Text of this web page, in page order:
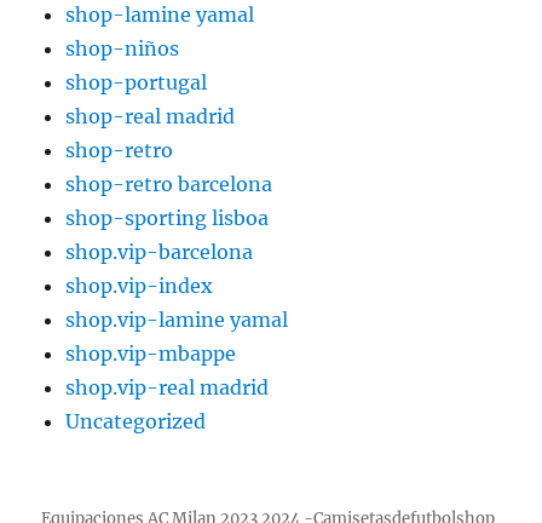
shop-lamine yamal
shop-niños
shop-portugal
shop-real madrid
shop-retro
shop-retro barcelona
shop-sporting lisboa
shop.vip-barcelona
shop.vip-index
shop.vip-lamine yamal
shop.vip-mbappe
shop.vip-real madrid
Uncategorized
Equipaciones AC Milan 2023 2024 -Camisetasdefutbolshop